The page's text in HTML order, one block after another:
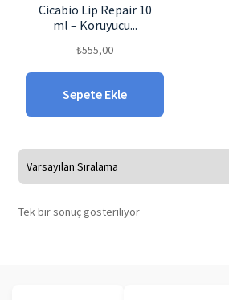
Cicabio Lip Repair 10
ml – Koruyucu...
₺555,00
Sepete Ekle
Tek bir sonuç gösteriliyor